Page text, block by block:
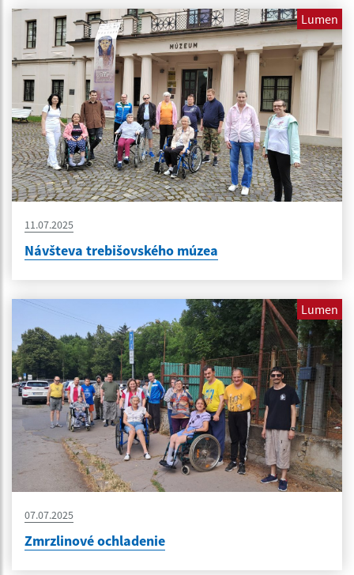
Lumen
11.07.2025
Návšteva trebišovského múzea
Lumen
07.07.2025
Zmrzlinové ochladenie